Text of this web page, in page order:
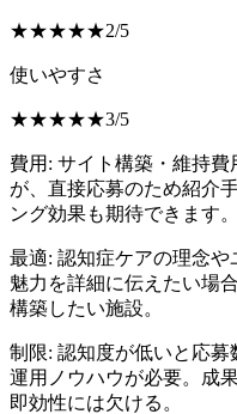
★★★★★2/5
使いやすさ
★★★★★3/5
費用: サイト構築・維持費
が、直接応募のため紹介
ング効果も期待できます
最適: 認知症ケアの理念や
魅力を詳細に伝えたい場
構築したい施設。
制限: 認知度が低いと応募
運用ノウハウが必要。成
即効性には欠ける。